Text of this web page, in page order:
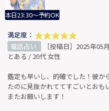
本日23:30～予約OK
満足度：
電話占い
［投稿日］2025年05
とある / 20代 女性
鑑定も早いし、的確でした！彼か
たのに見抜かれててすごいとおも
またお願いします！